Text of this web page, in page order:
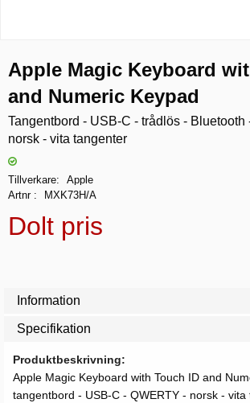
Apple Magic Keyboard
and Numeric Keypad
Tangentbord - USB-C - trådlös - Bluetooth
norsk - vita tangenter
Tillverkare
Apple
Artnr
MXK73H/A
Dolt pris
Information
Specifikation
Produktbeskrivning
Apple Magic Keyboard with Touch ID and
tangentbord - USB-C - QWERTY - norsk - vita